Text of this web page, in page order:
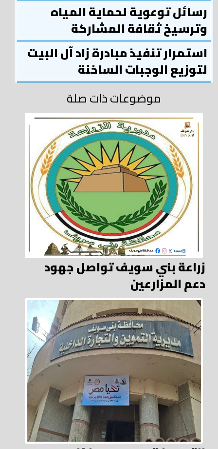
رسائل توعوية لحماية المياه
وترسيخ ثقافة المشاركة
استمرار تنفيذ مبادرة زاد آل البيت
لتوزيع الوجبات الساخنة
موضوعات ذات صلة
زراعة بني سويف تواصل جهود
دعم المزارعين